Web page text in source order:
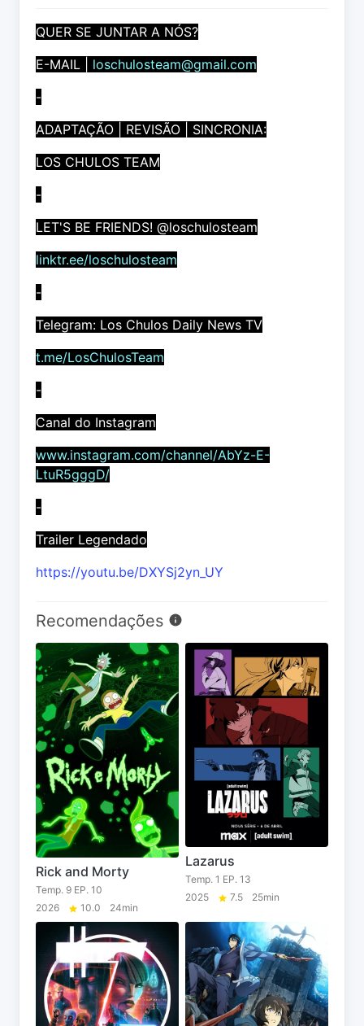
QUER SE JUNTAR A NÓS?
E-MAIL |
loschulosteam@gmail.com
-
ADAPTAÇÃO | REVISÃO | SINCRONIA:
LOS CHULOS TEAM
-
LET'S BE FRIENDS! @loschulosteam
linktr.ee/loschulosteam
-
Telegram: Los Chulos Daily News TV
t.me/LosChulosTeam
-
Canal do Instagram
www.instagram.com/channel/AbYz-E-
LtuR5gggD/
-
Trailer Legendado
https://youtu.be/DXYSj2yn_UY
Recomendações
Rick and Morty
Temp. 9 EP. 10
2026
10.0 24min
Lazarus
Temp. 1 EP. 13
2025
7.5 25min